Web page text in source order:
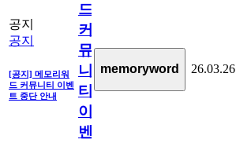
공지
공지
[공지] 메모리워
드 커뮤니티 이벤
트 중단 안내
드
커
뮤
니
티
이
벤
memoryword 26.03.26